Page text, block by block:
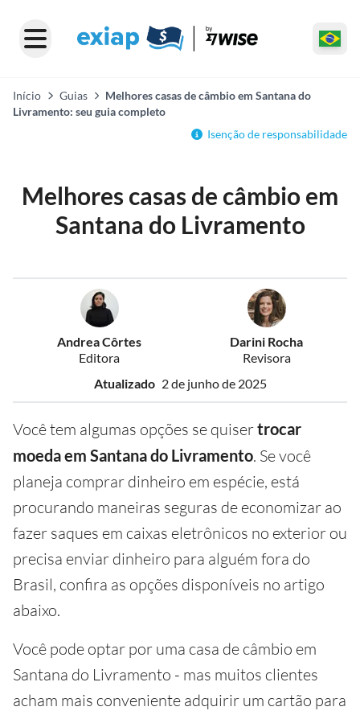
Início Guias
Melhores casas de câmbio em Santana do
Livramento: seu guia completo
Isenção de responsabilidade
Melhores casas de câmbio em
Santana do Livramento
Andrea Côrtes
Editora
Darini Rocha
Revisora
Atualizado 2 de junho de 2025
Você tem algumas opções se quisertrocar
moeda em Santana do Livramento. Se você
planeja comprar dinheiro em espécie, está
procurando maneiras seguras de economizar ao
fazer saques em caixas eletrônicos no exterior ou
precisa enviar dinheiro para alguém fora do
Brasil, confira as opções disponíveis no artigo
abaixo.
Você pode optar por uma casa de câmbio em
Santana do Livramento - mas muitos clientes
acham mais conveniente adquirir um cartão para